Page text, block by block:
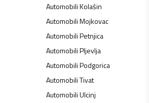
AutomobiliKolašin
AutomobiliMojkovac
AutomobiliPetnjica
AutomobiliPljevlja
AutomobiliPodgorica
AutomobiliTivat
AutomobiliUlcinj